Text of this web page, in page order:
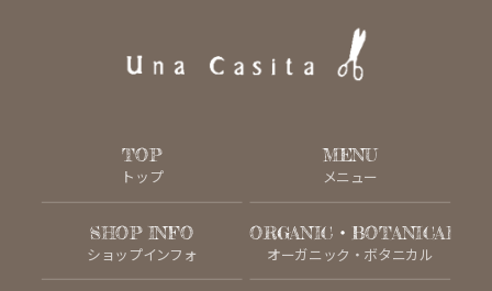
TOP
トップ
MENU
メニュー
SHOP INFO
ショップインフォ
ORGANIC・BOTANICAL
オーガニック・ボタニカル